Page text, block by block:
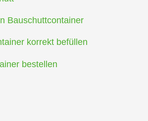
Bauschuttcontainer
korrekt befüllen
bestellen